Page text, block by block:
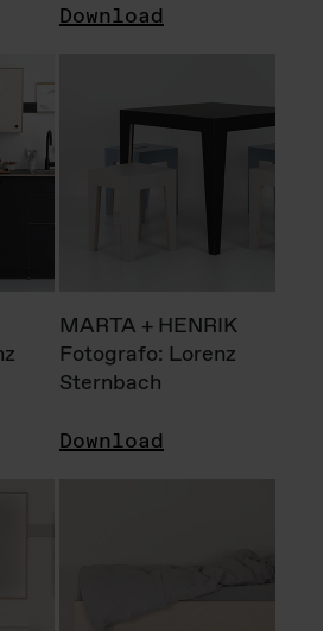
Download
MARTA + HENRIK
Fotografo: Lorenz
Sternbach
Download